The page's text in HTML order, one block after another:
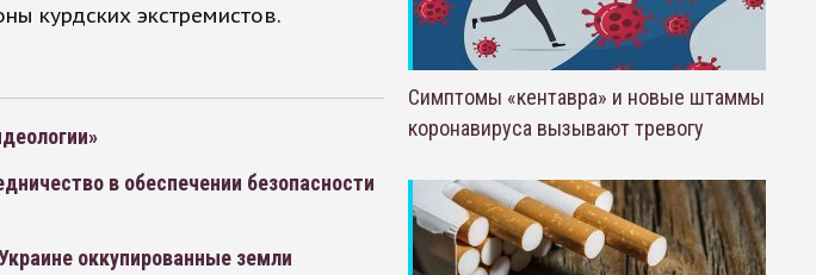
курдских экстремистов.
в обеспечении безопасности
оккупированные земли
Симптомы «кентавра» и новые штаммы
коронавируса вызывают тревогу